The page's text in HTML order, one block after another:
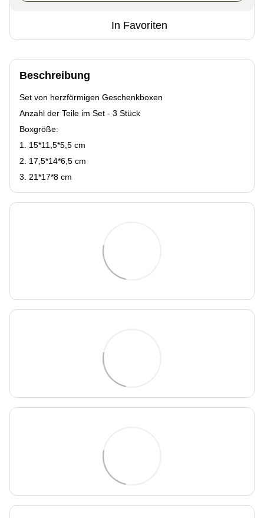
In Favoriten
Beschreibung
Set von herzförmigen Geschenkboxen
Anzahl der Teile im Set - 3 Stück
Boxgröße:
1. 15*11,5*5,5 cm
2. 17,5*14*6,5 cm
3. 21*17*8 cm